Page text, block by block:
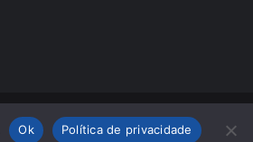
Ok Política de privacidade